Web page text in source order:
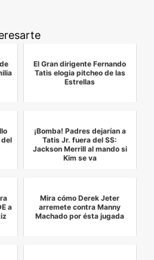
El Gran dirigente Fernando
Tatis elogia pitcheo de las
Estrellas
del
¡Bomba! Padres dejarían a
Tatis Jr. fuera del SS:
Jackson Merrill al mando si
Kim se va
a
Mira cómo Derek Jeter
arremete contra Manny
Machado por ésta jugada